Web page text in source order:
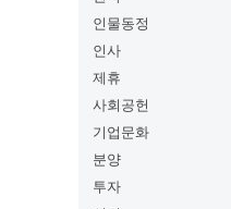
인물동정
인사
제휴
사회공헌
기업문화
분양
투자